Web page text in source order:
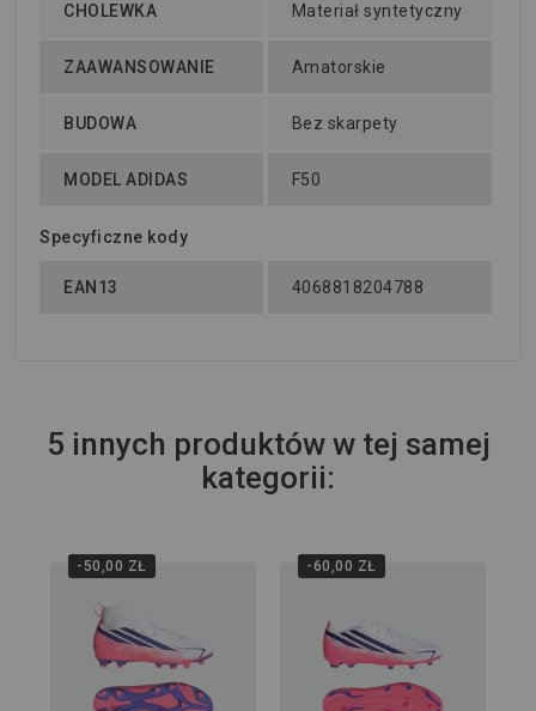
CHOLEWKA Materiał syntetyczny
ZAAWANSOWANIE Amatorskie
BUDOWA Bez skarpety
MODEL ADIDAS F50
Specyficzne kody
EAN13 4068818204788
5 innych produktów w tej samej
kategorii:
-50,00 ZŁ -60,00 ZŁ